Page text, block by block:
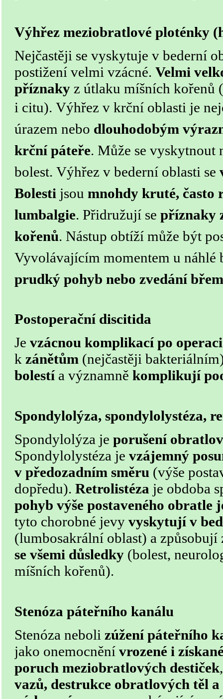
Výhřez meziobratlové ploténky
Nejčastěji se vyskytuje v bederní
postižení velmi vzácné. Velmi
příznaky z útlaku míšních kořenů
i citu). Výhřez v krční oblasti je
úrazem nebo dlouhodobým
krční páteře. Může se vyskytnout
bolest. Výhřez v bederní oblasti se
Bolesti jsou mnohdy kruté, často
lumbalgie. Přidružují se příznaky
kořenů. Nástup obtíží může být
Vyvolávajícím momentem u náhlé
prudký pohyb nebo zvedání
Postoperační discitida
Je vzácnou komplikací po
k zánětům (nejčastěji
bolestía významně komplikují
Spondylolýza, spondylolystéza,
Spondylolýza je porušení
Spondylolystéza je vzájemný
v předozadním směru (výše
dopředu). Retrolistéza je obdoba
pohyb výše postaveného obratle
tyto chorobné jevy vyskytují v
(lumbosakrální oblast) a způsobují
se všemi důsledky (bolest,
míšních kořenů).
Stenóza páteřního kanálu
Stenóza neboli zúžení páteřního
jako onemocnění vrozené i
poruch meziobratlových destiček
vazů, destrukce obratlových těl